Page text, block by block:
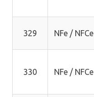
329 NFe / NFCe
330 NFe / NFCe